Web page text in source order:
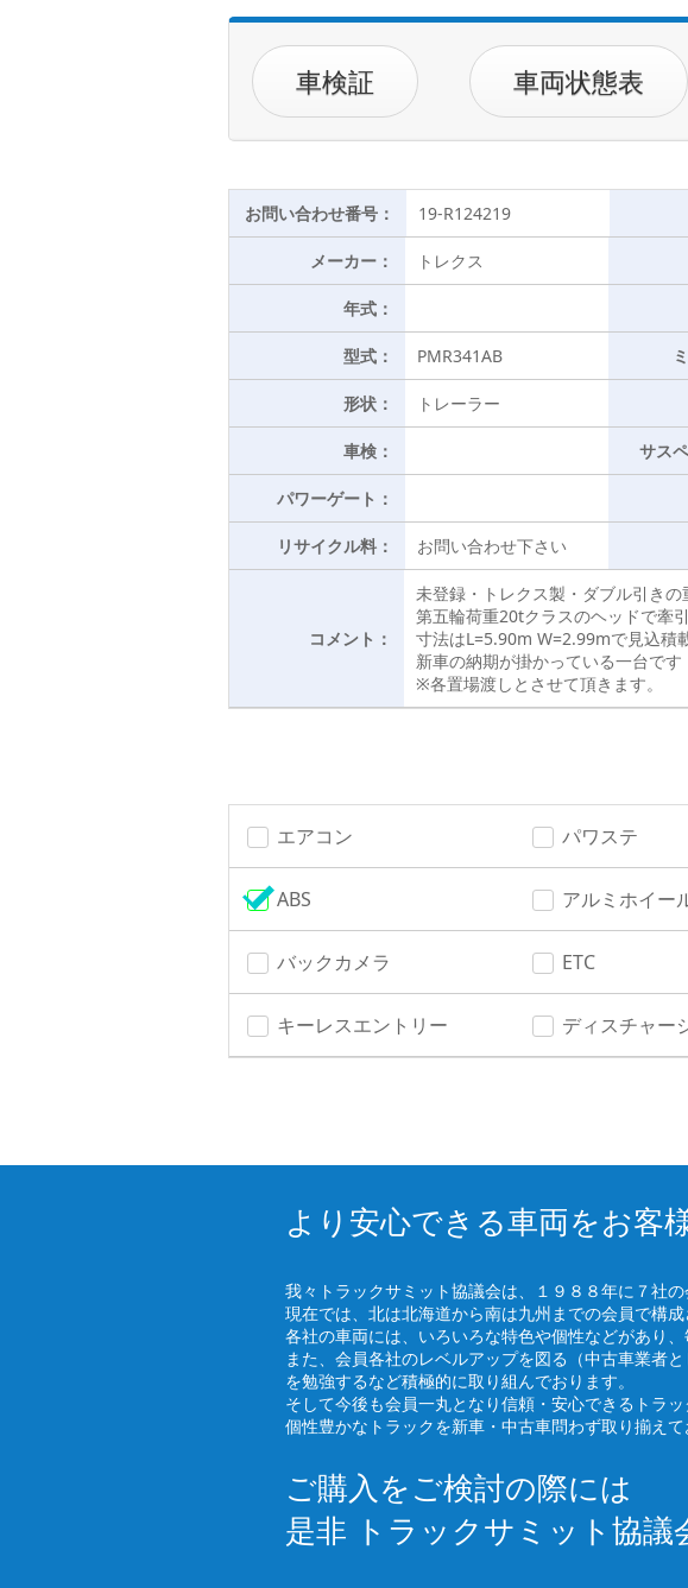
車検証 車両状態表
お問い合わせ番号： 19-R124219
メーカー： トレクス
年式：
型式： PMR341AB
形状： トレーラー
車検： サス
パワーゲート：
リサイクル料： お問い合わせ下さい
コメント：
未登録・トレクス製・ダブル引きの
第五輪荷重20tクラスのヘッドで牽引
寸法はL=5.90m W=2.99mで見込積
新車の納期が掛かっている一台で
※各置場渡しとさせて頂きます。
エアコン パワステ
ABS アルミホイー
バックカメラ ETC
キーレスエントリー ディスチャー
より安心できる車両をお客
我々トラックサミット協議会は、１９８８年に７社の
現在では、北は北海道から南は九州までの会員で構成
各社の車両には、いろいろな特色や個性などがあり
また、会員各社のレベルアップを図る（中古車業者
を勉強するなど積極的に取り組んでおります。
そして今後も会員一丸となり信頼・安心できるトラ
個性豊かなトラックを新車・中古車問わず取り揃えて
ご購入をご検討の際には
是非 トラックサミット協議